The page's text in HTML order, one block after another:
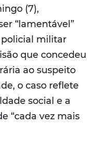
(7),
“lamentável”
militar
que concedeu
ao suspeito
o caso reflete
social e a
“cada vez mais